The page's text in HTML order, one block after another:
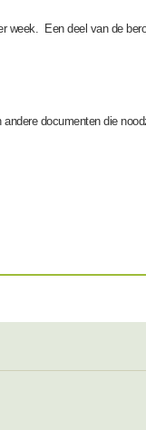
week. Een deel van de
documenten die